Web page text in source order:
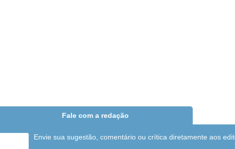
Fale com a redação
Envie sua sugestão, comentário ou crítica diretamente aos